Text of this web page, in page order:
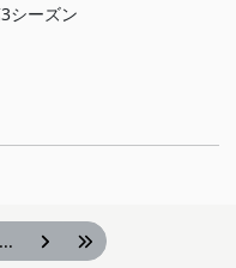
シーズン
...